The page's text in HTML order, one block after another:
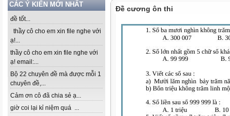
CÁC Ý KIẾN MỚI NHẤT
đề tốt...
thầy cô cho em xin file nghe với
ạ!...
thầy cô cho em xin file nghe với
ạ! email:...
Bộ 22 chuyên đề mà được mỗi 1
chuyên đề,...
Cảm ơn cô đã chia sẻ ạ...
giờ coi lại kỉ niệm quá ...
Đề cương ôn thi